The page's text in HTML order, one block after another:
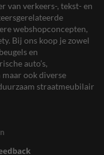
van verkeers-, tekst- en
webshopconcepten,
Bij ons koop je zowel
en
auto’s,
ook diverse
straatmeubilair